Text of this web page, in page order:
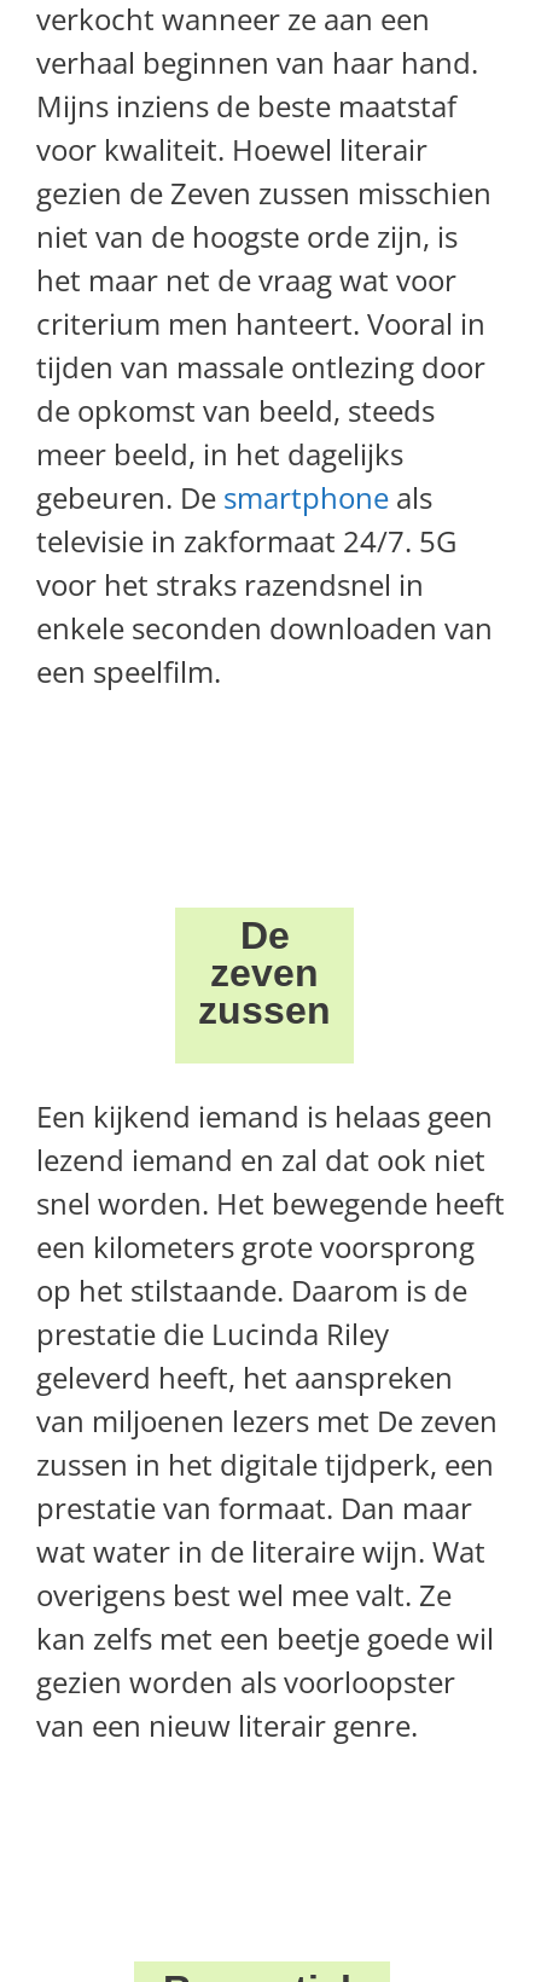
verkocht wanneer ze aan een
verhaal beginnen van haar hand.
Mijns inziens de beste maatstaf
voor kwaliteit. Hoewel literair
gezien de Zeven zussen misschien
niet van de hoogste orde zijn, is
het maar net de vraag wat voor
criterium men hanteert. Vooral in
tijden van massale ontlezing door
de opkomst van beeld, steeds
meer beeld, in het dagelijks
gebeuren. De smartphone als
televisie in zakformaat 24/7. 5G
voor het straks razendsnel in
enkele seconden downloaden van
een speelfilm.
De
zeven
zussen
Een kijkend iemand is helaas geen
lezend iemand en zal dat ook niet
snel worden. Het bewegende heeft
een kilometers grote voorsprong
op het stilstaande. Daarom is de
prestatie die Lucinda Riley
geleverd heeft, het aanspreken
van miljoenen lezers met De zeven
zussen in het digitale tijdperk, een
prestatie van formaat. Dan maar
wat water in de literaire wijn. Wat
overigens best wel mee valt. Ze
kan zelfs met een beetje goede wil
gezien worden als voorloopster
van een nieuw literair genre.